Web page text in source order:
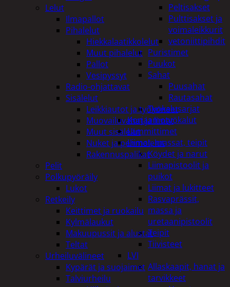
Peltisakset
Pulttisakset ja
voimaleikkurit
vetoniittipihdit
Puristimet
Puukot
Sahat
Puusahat
Rautasahat
Työkalusarjat
Korjaamotyökalut
Lämmittimet
Liimat, massat, teipit
Köydet ja narut
Liimapistoolit ja
puikot
Liimat ja lukitteet
Rasvaprässit,
massa ja
uretaanipistoolit
Teipit
Tiivisteet
LVI
Allaskaapit, hanat ja
tarvikkeet
Lelut
Ilmapallot
Pihalelut
Hiekkalaatikkolelut
Muut pihalelut
Pallot
Vesipyssyt
Radio-ohjattavat
Sisälelut
Leikkiautot ja työkoneet
Muovailuvahat ja limat
Muut sisälelut
Nuket ja pehmolelut
Rakennuspalikat
Pelit
Polkupyöräily
Lukot
Retkeily
Keittimet ja ruokailu
Kylmälaukut
Makuupussit ja alustat
Teltat
Urheiluvälineet
Kypärät ja suojaimet
Talviurheilu